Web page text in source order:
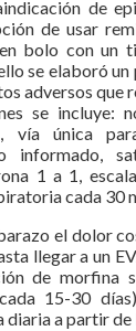
de
de usar
bolo con un
se elaboró
adversos que
se incluye:
vía única
informado,
1 a 1,
cada 30
el dolor
llegar a un
de morfina
15-30
a partir de